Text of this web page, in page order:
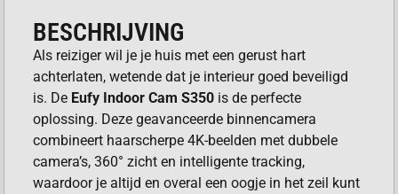
BESCHRIJVING
Als reiziger wil je je huis met een gerust hart
achterlaten, wetende dat je interieur goed beveiligd
is. De Eufy Indoor Cam S350 is de perfecte
oplossing. Deze geavanceerde binnencamera
combineert haarscherpe 4K-beelden met dubbele
camera’s, 360° zicht en intelligente tracking,
waardoor je altijd en overal een oogje in het zeil kunt